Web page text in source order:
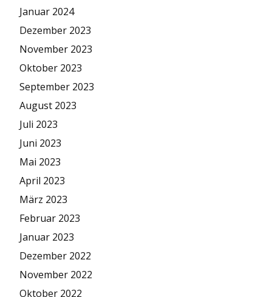
Januar 2024
Dezember 2023
November 2023
Oktober 2023
September 2023
August 2023
Juli 2023
Juni 2023
Mai 2023
April 2023
März 2023
Februar 2023
Januar 2023
Dezember 2022
November 2022
Oktober 2022